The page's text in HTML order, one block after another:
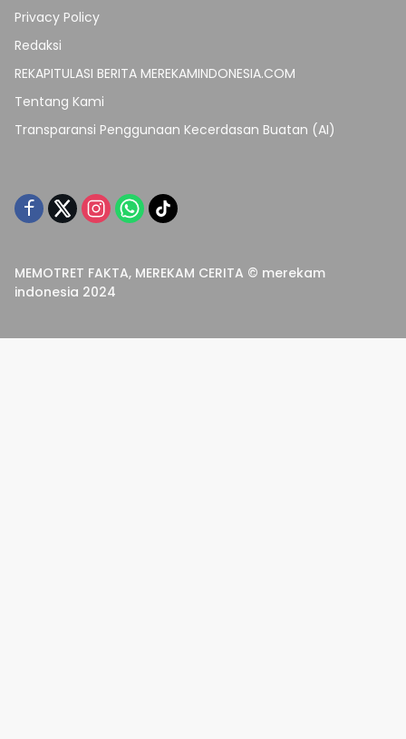
Privacy Policy
Redaksi
REKAPITULASI BERITA MEREKAMINDONESIA.COM
Tentang Kami
Transparansi Penggunaan Kecerdasan Buatan (AI)
MEMOTRET FAKTA, MEREKAM CERITA © merekam
indonesia 2024